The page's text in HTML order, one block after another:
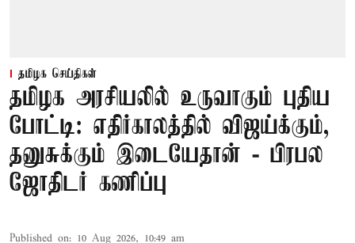
தமிழக செய்திகள்
தமிழக அரசியலில் உருவாகும் புதிய
போட்டி: எதிர்காலத்தில் விஜய்க்கும்,
தனுசுக்கும் இடையேதான் - பிரபல
ஜோதிடர் கணிப்பு
Published on: 10 Aug 2026, 10:49 am